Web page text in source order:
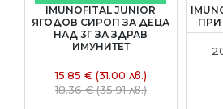
IMUNOFITAL JUNIOR
ЯГОДОВ СИРОП ЗА ДЕЦА
НАД 3Г ЗА ЗДРАВ
ИМУНИТЕТ
15.85 € (31.00 лв.)
18.36 € (35.91 лв.)
ПРИ